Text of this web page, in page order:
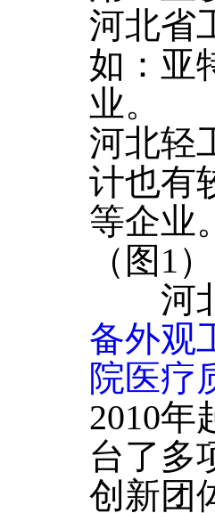
河北省
如：亚
业。
河北轻
计也有
等企业。
（图1）
河北
备外观
院医疗
2010年
台了多
创新团